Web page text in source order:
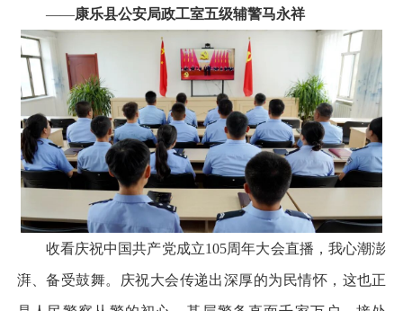
——康乐县公安局政工室五级辅警马永祥
收看庆祝中国共产党成立105周年大会直播，我心潮澎
湃、备受鼓舞。庆祝大会传递出深厚的为民情怀，这也正